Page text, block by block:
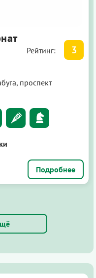
Рейтинг: 3
проспект
Подробнее